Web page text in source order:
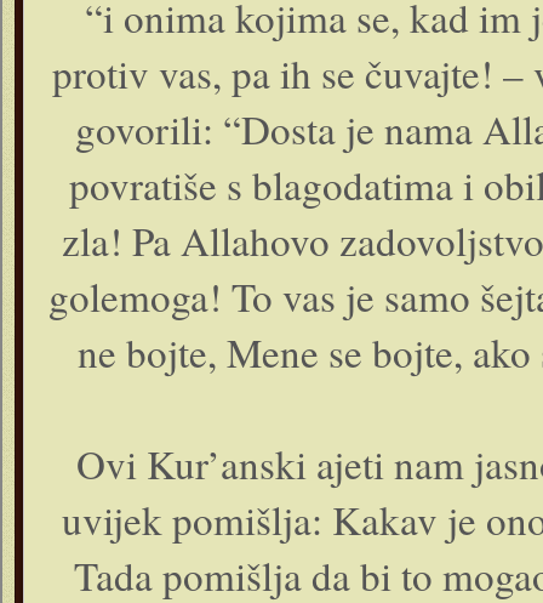
“i onima kojima se, kad
protiv vas, pa ih se čuvajte!
govorili: “Dosta je nama
povratiše s blagodatima i
zla! Pa Allahovo
golemoga! To vas je samo
ne bojte, Mene se bojte,
Ovi Kur’anski ajeti nam
uvijek pomišlja: Kakav je
Tada pomišlja da bi to